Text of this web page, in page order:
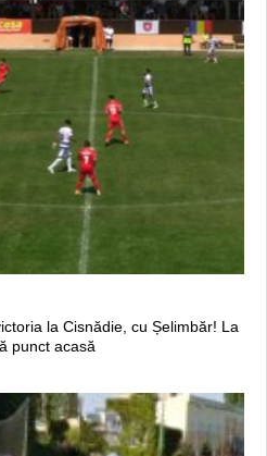
la Cisnădie, cu Șelimbăr! La
punct acasă